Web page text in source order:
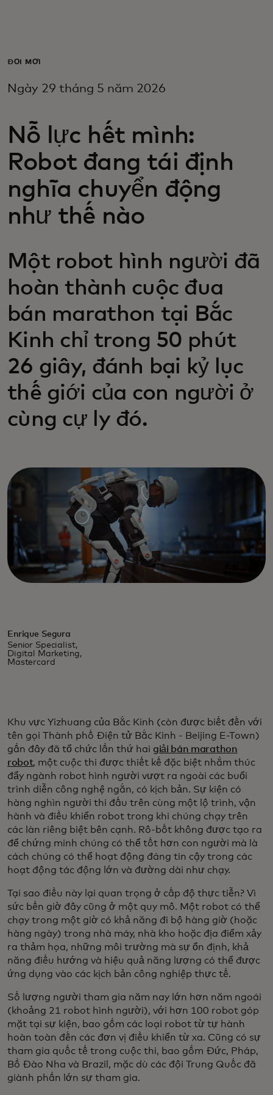
Dành cho doanh nghiệp
Dành cho nhà đổi mới
Tin tức và xu hướng
ĐỔI MỚI
Ngày 29 tháng 5 năm 2026
Nỗ lực hết mình:
Robot đang tái định
nghĩa chuyển động
như thế nào
Một robot hình người đã
hoàn thành cuộc đua
bán marathon tại Bắc
Kinh chỉ trong 50 phút
26 giây, đánh bại kỷ lục
thế giới của con người ở
cùng cự ly đó.
Enrique Segura
Senior Specialist,
Digital Marketing,
Mastercard
Khu vực Yizhuang của Bắc Kinh (còn được biết đến với
tên gọi Thành phố Điện tử Bắc Kinh - Beijing E-Town)
gần đây đã tổ chức lần thứ hai giải bán marathon
robot, một cuộc thi được thiết kế đặc biệt nhằm thúc
đẩy ngành robot hình người vượt ra ngoài các buổi
trình diễn công nghệ ngắn, có kịch bản. Sự kiện có
hàng nghìn người thi đấu trên cùng một lộ trình, vận
hành và điều khiển robot trong khi chúng chạy trên
các làn riêng biệt bên cạnh. Rô-bốt không được tạo ra
để chứng minh chúng có thể tốt hơn con người mà là
cách chúng có thể hoạt động đáng tin cậy trong các
hoạt động tác động lớn và đường dài như chạy.
Tại sao điều này lại quan trọng ở cấp độ thực tiễn? Vì
sức bền giờ đây cũng ở một quy mô. Một robot có thể
chạy trong một giờ có khả năng đi bộ hàng giờ (hoặc
hàng ngày) trong nhà máy, nhà kho hoặc địa điểm xảy
ra thảm họa, những môi trường mà sự ổn định, khả
năng điều hướng và hiệu quả năng lượng có thể được
ứng dụng vào các kịch bản công nghiệp thực tế.
Số lượng người tham gia năm nay lớn hơn năm ngoái
(khoảng 21 robot hình người), với hơn 100 robot góp
mặt tại sự kiện, bao gồm các loại robot từ tự hành
hoàn toàn đến các đơn vị điều khiển từ xa. Cũng có sự
tham gia quốc tế trong cuộc thi, bao gồm Đức, Pháp,
Bồ Đào Nha và Brazil, mặc dù các đội Trung Quốc đã
giành phần lớn sự tham gia.